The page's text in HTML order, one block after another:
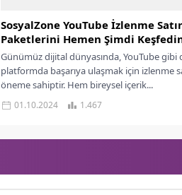
SosyalZone YouTube İzlenme
Paketlerini Hemen Şimdi
Günümüz dijital dünyasında, YouTube gibi
platformda başarıya ulaşmak için izlenme
öneme sahiptir. Hem bireysel içerik...
01.10.2024 1.467